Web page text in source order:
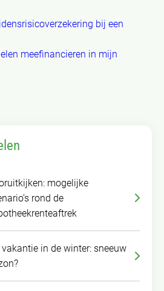
bij een
meefinancieren in mijn
mogelijke
rond de
vakantie in de winter: sneeuw